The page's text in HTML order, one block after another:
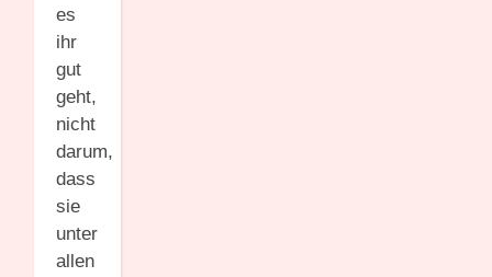
es
ihr
gut
geht,
nicht
darum,
dass
sie
unter
allen